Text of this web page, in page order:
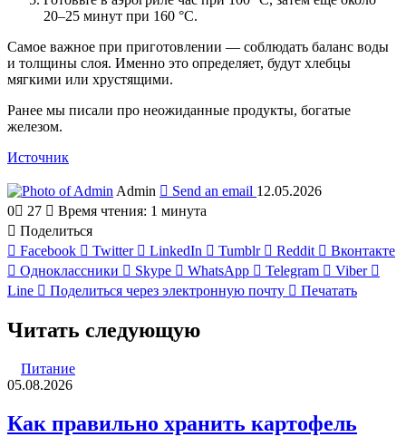
20–25 минут при 160 °C.
Самое важное при приготовлении — соблюдать баланс воды
и толщины слоя. Именно это определяет, будут хлебцы
мягкими или хрустящими.
Ранее мы писали про неожиданные продукты, богатые
железом.
Источник
Admin Send an email 12.05.2026
0
27
Время чтения: 1 минута
Поделиться
Facebook
Twitter LinkedIn Tumblr Reddit
Вконтакте
Одноклассники
Skype WhatsApp Telegram
Viber
Line
Поделиться через электронную почту Печатать
Читать следующую
Питание
05.08.2026
Как правильно хранить картофель